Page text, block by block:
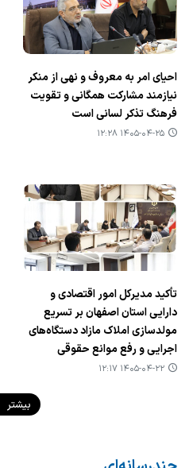
احیای امر به معروف و نهی از منکر
نیازمند مشارکت همگانی و تقویت
فرهنگ تذکر لسانی است
۱۴۰۵-۰۴-۲۵ ۱۲:۲۸
تأکید مدیرکل امور اقتصادی و
دارایی استان اصفهان بر تسریع
مولدسازی املاک مازاد دستگاه‌های
اجرایی و رفع موانع حقوقی
۱۴۰۵-۰۴-۲۲ ۱۲:۱۷
بیشتر